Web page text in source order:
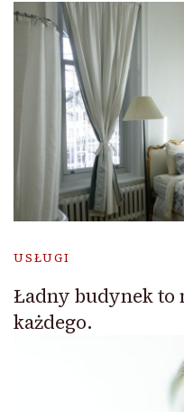
USŁUGI
Ładny budynek to
każdego.